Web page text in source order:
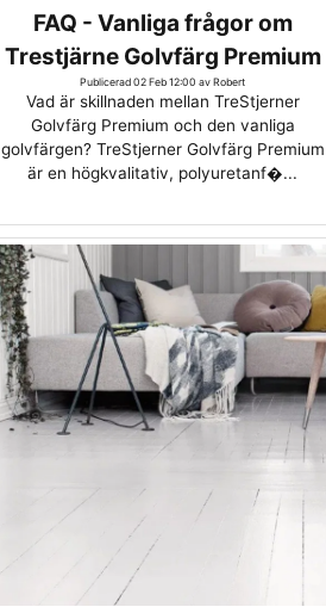
FAQ - Vanliga frågor om
Trestjärne Golvfärg Premium
Publicerad 02 Feb 12:00 av Robert
Vad är skillnaden mellan TreStjerner
Golvfärg Premium och den vanliga
golvfärgen? TreStjerner Golvfärg Premium
är en högkvalitativ, polyuretanf�...